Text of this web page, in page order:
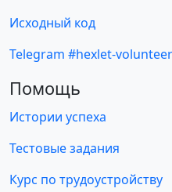
Исходный код
Telegram #hexlet-
Помощь
Истории успеха
Тестовые задания
Курс по трудоустройству